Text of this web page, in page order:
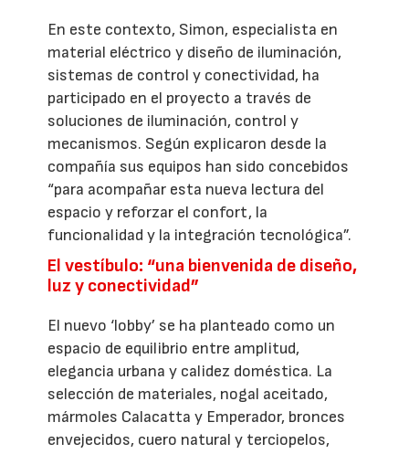
En este contexto, Simon, especialista en
material eléctrico y diseño de iluminación,
sistemas de control y conectividad, ha
participado en el proyecto a través de
soluciones de iluminación, control y
mecanismos. Según explicaron desde la
compañía sus equipos han sido concebidos
“para acompañar esta nueva lectura del
espacio y reforzar el confort, la
funcionalidad y la integración tecnológica”.
El vestíbulo: “una bienvenida de diseño,
luz y conectividad”
El nuevo ‘lobby’ se ha planteado como un
espacio de equilibrio entre amplitud,
elegancia urbana y calidez doméstica. La
selección de materiales, nogal aceitado,
mármoles Calacatta y Emperador, bronces
envejecidos, cuero natural y terciopelos,